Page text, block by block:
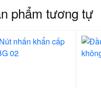
phẩm tương tự